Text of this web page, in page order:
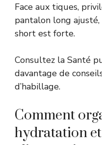
Face aux tiques,
pantalon long
short est forte.
Consultez la Santé
davantage de
d’habillage.
Comment
hydratation